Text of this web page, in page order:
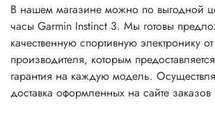
В нашем магазине можно по выгодной
часы Garmin Instinct 3. Мы готовы
качественную спортивную электронику
производителя, которым
гарантия на каждую модель.
доставка оформленных на сайте